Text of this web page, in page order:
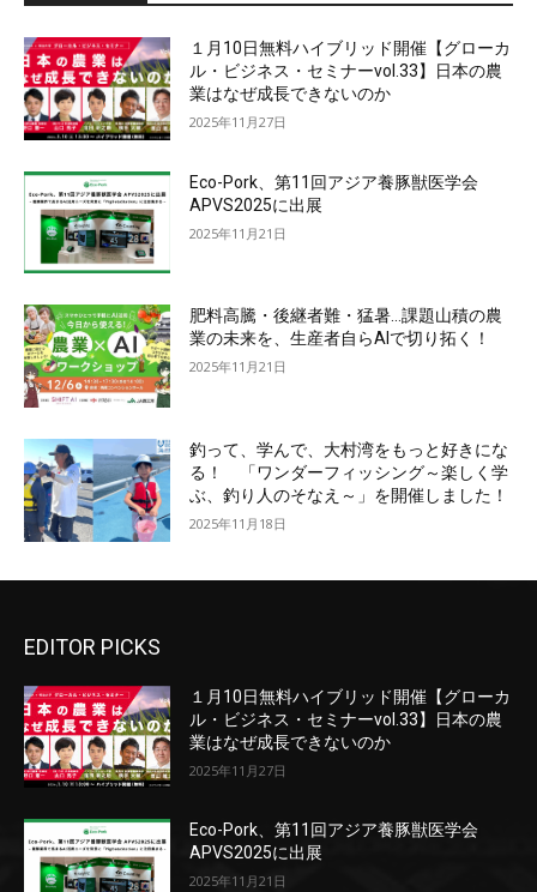
１月10日無料ハイブリッド開催【グローカ
ル・ビジネス・セミナーvol.33】日本の農
業はなぜ成長できないのか
2025年11月27日
Eco-Pork、第11回アジア養豚獣医学会
APVS2025に出展
2025年11月21日
肥料高騰・後継者難・猛暑…課題山積の農
業の未来を、生産者自らAIで切り拓く！
2025年11月21日
釣って、学んで、大村湾をもっと好きにな
る！ 「ワンダーフィッシング～楽しく学
ぶ、釣り人のそなえ～」を開催しました！
2025年11月18日
EDITOR PICKS
１月10日無料ハイブリッド開催【グローカ
ル・ビジネス・セミナーvol.33】日本の農
業はなぜ成長できないのか
2025年11月27日
Eco-Pork、第11回アジア養豚獣医学会
APVS2025に出展
2025年11月21日